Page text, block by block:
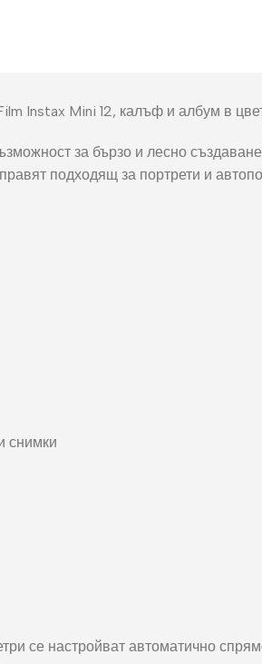
Ключодържатели
Други
Instax Mini 12, калъф и албум в
за бързо и лесно
подходящ за портрети и
снимки
се настройват автоматично